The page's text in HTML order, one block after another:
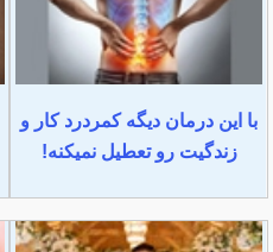
با این درمان دیگه کمردرد کار و
زندگیت رو تعطیل نمیکنه!